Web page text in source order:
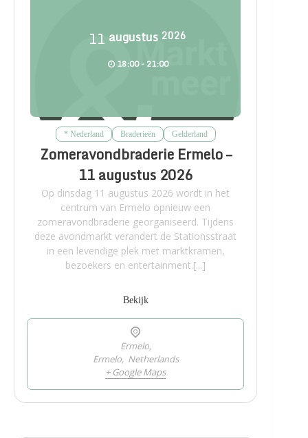
11 augustus 2026
18:00 - 21:00
* Nederland Braderieën Gelderland
Zomeravondbraderie Ermelo –
11 augustus 2026
Op dinsdag 11 augustus 2026 wordt in het
centrum van Ermelo opnieuw een
zomeravondbraderie georganiseerd. Tijdens
deze avondmarkt verandert de Stationsstraat
in een levendige plek met marktkramen,
bezoekers en entertainment.[...]
Bekijk
Ermelo,
Ermelo, Netherlands
+ Google Maps